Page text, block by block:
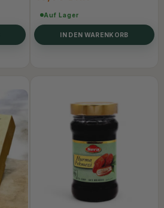
Auf Lager
IN DEN WARENKORB